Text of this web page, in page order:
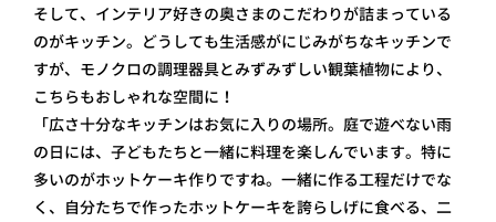
そして、インテリア好きの奥さまのこだわりが詰まっている
のがキッチン。どうしても生活感がにじみがちなキッチンで
すが、モノクロの調理器具とみずみずしい観葉植物により、
こちらもおしゃれな空間に！
「広さ十分なキッチンはお気に入りの場所。庭で遊べない雨
の日には、子どもたちと一緒に料理を楽しんでいます。特に
多いのがホットケーキ作りですね。一緒に作る工程だけでな
く、自分たちで作ったホットケーキを誇らしげに食べる、二